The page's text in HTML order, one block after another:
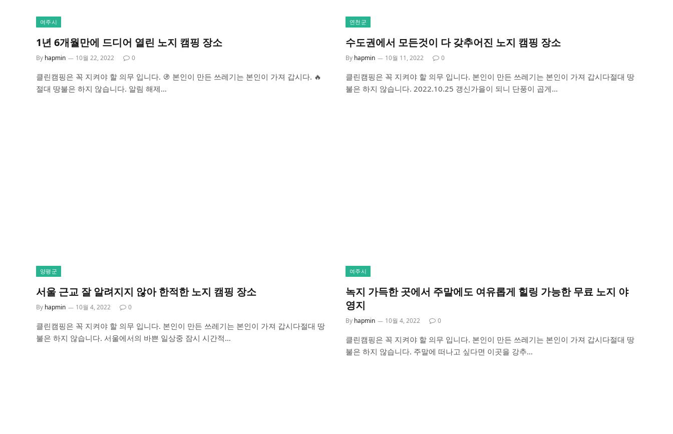
여주시
1년 6개월만에 드디어 열린 노지 캠핑 장소
By hapmin 10월 22, 2022 0
클린캠핑은 꼭 지켜야 할 의무 입니다. 🚯 본인이 만든 쓰레기는 본인이 가져 갑시다. 🔥
절대 땅불은 하지 않습니다. 알림 해제…
연천군
수도권에서 모든것이 다 갖추어진 노지 캠핑 장소
By hapmin 10월 11, 2022 0
클린캠핑은 꼭 지켜야 할 의무 입니다. 본인이 만든 쓰레기는 본인이 가져 갑시다절대 땅
불은 하지 않습니다. 2022.10.25 갱신가을이 되니 단풍이 곱게…
양평군
서울 근교 잘 알려지지 않아 한적한 노지 캠핑 장소
By hapmin 10월 4, 2022 0
클린캠핑은 꼭 지켜야 할 의무 입니다. 본인이 만든 쓰레기는 본인이 가져 갑시다절대 땅
불은 하지 않습니다. 서울에서의 바쁜 일상중 잠시 시간적…
여주시
녹지 가득한 곳에서 주말에도 여유롭게 힐링 가능한 무료 노지 야
영지
By hapmin 10월 4, 2022 0
클린캠핑은 꼭 지켜야 할 의무 입니다. 본인이 만든 쓰레기는 본인이 가져 갑시다절대 땅
불은 하지 않습니다. 주말에 떠나고 싶다면 이곳을 강추…